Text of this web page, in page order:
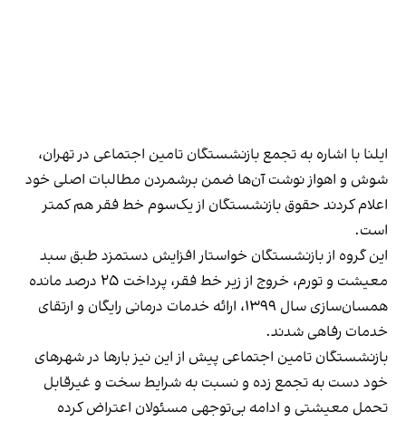
ایلنا با اشاره به تجمع بازنشستگان تامین اجتماعی در تهران،
شوش و اهواز نوشت آن‌ها ضمن برشمردن مطالبات اصلی خود
اعلام کردند حقوق بازنشستگان از یک‌سوم خط فقر هم کمتر
است.
این گروه از بازنشستگان خواستار افزایش دستمزد طبق سبد
معیشت و تورم، خروج از زیر خط فقر، پرداخت ۲۵ درصد مانده‌
همسان‌سازی سال ۱۳۹۹، ارائه خدمات درمانی رایگان و ارتقای
خدمات رفاهی شدند.
بازنشستگان تامین اجتماعی پیش از این نیز بارها در شهرهای
خود دست به تجمع زده و نسبت به شرایط سخت و غیرقابل
تحمل معیشتی و ادامه بی‌توجهی مسئولان اعتراض کرده